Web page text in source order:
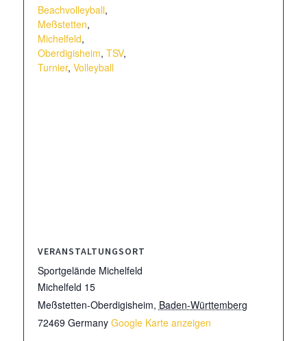
Beachvolleyball,
Meßstetten,
Michelfeld,
Oberdigisheim, TSV,
Turnier, Volleyball
VERANSTALTUNGSORT
Sportgelände Michelfeld
Michelfeld 15
Meßstetten-Oberdigisheim, Baden-Württemberg
72469 Germany Google Karte anzeigen